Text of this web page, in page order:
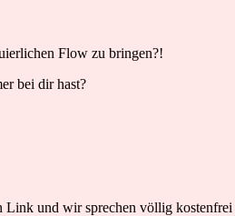
Flow zu bringen?!
bei dir hast?
Link und wir sprechen völlig kostenfrei